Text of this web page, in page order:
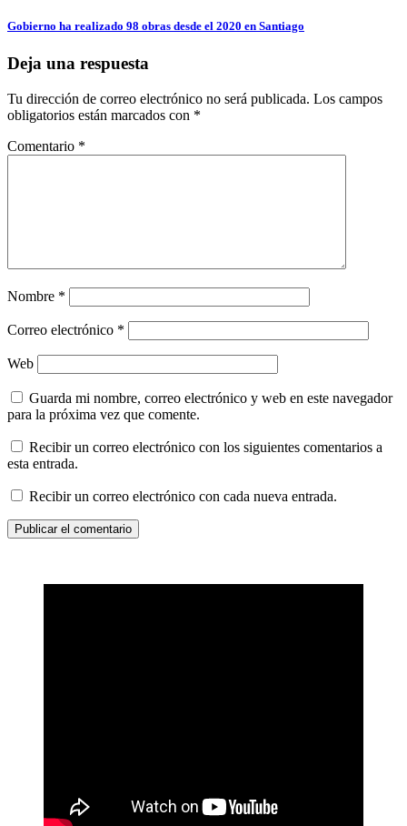
entradas
Gobierno ha realizado 98 obras desde el 2020 en Santiago
Deja una respuesta
Tu dirección de correo electrónico no será publicada. Los campos
obligatorios están marcados con *
Comentario *
Nombre *
Correo electrónico *
Web
Guarda mi nombre, correo electrónico y web en este navegador
para la próxima vez que comente.
Recibir un correo electrónico con los siguientes comentarios a
esta entrada.
Recibir un correo electrónico con cada nueva entrada.